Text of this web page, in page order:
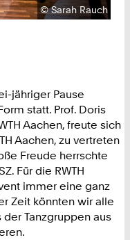
Urheberrecht:
©Sarah Rauch
jähriger Pause
statt. Prof. Doris
Aachen, freute sich
Aachen, zu vertreten
Freude herrschte
Für die RWTH
immer eine ganz
Zeit könnten wir alle
Tanzgruppen aus